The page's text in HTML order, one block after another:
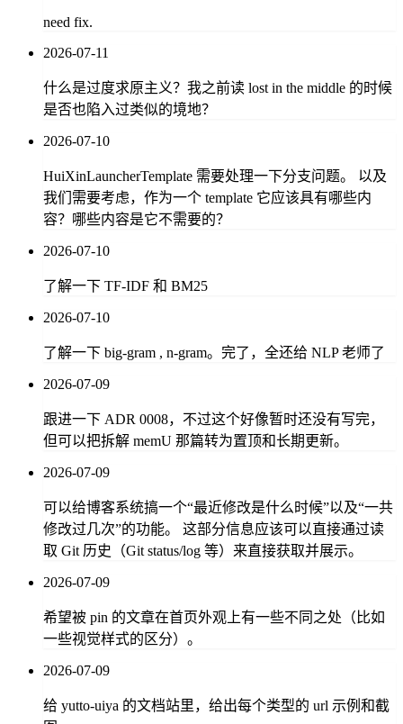
need fix.
2026-07-11
什么是过度求原主义？我之前读 lost in the middle 的时候
是否也陷入过类似的境地？
2026-07-10
HuiXinLauncherTemplate 需要处理一下分支问题。 以及
我们需要考虑，作为一个 template 它应该具有哪些内
容？哪些内容是它不需要的？
2026-07-10
了解一下 TF-IDF 和 BM25
2026-07-10
了解一下 big-gram , n-gram。完了，全还给 NLP 老师了
2026-07-09
跟进一下 ADR 0008，不过这个好像暂时还没有写完，
但可以把拆解 memU 那篇转为置顶和长期更新。
2026-07-09
可以给博客系统搞一个“最近修改是什么时候”以及“一共
修改过几次”的功能。 这部分信息应该可以直接通过读
取 Git 历史（Git status/log 等）来直接获取并展示。
2026-07-09
希望被 pin 的文章在首页外观上有一些不同之处（比如
一些视觉样式的区分）。
2026-07-09
给 yutto-uiya 的文档站里，给出每个类型的 url 示例和截